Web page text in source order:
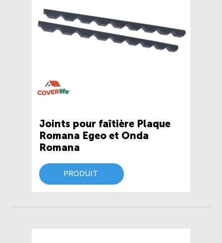
Joints pour faîtière Plaque
Romana Egeo et Onda
Romana
PRODUIT